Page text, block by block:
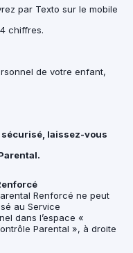
par Texto sur le mobile
chiffres.
de votre enfant,
sécurisé, laissez-vous
Renforcé ne peut
au Service
dans l’espace «
Parental », à droite